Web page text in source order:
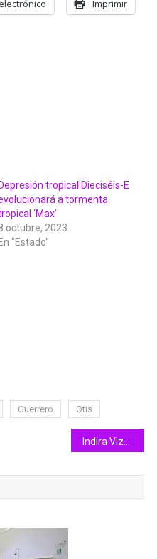
Imprimir
Depresión tropical Dieciséis-E
a tormenta
‘Max’
octubre, 2023
En "Estado"
Guerrero Otis